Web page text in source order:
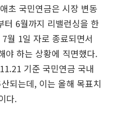
초 국민연금은 시장 변동
터 6월까지 리밸런싱을 한
월 1일 자로 종료되면서
야 하는 상황에 직면했다.
기준 국민연금 국내
되는데, 이는 올해 목표치
다.